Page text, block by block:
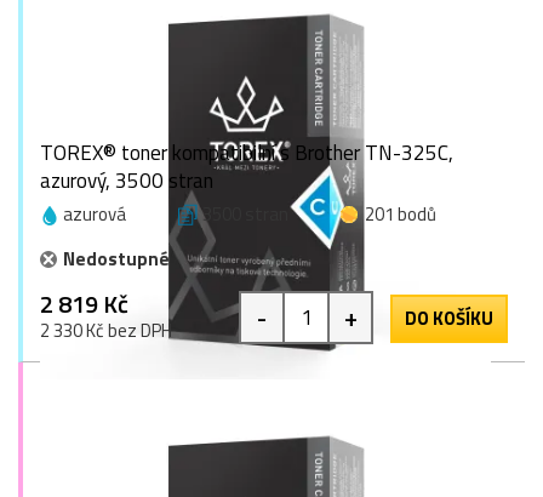
TOREX® toner kompatibilní s Brother TN-325C,
azurový, 3500 stran
azurová 3500 stran
201 bodů
Nedostupné
2 819 Kč
2 330 Kč bez DPH - + DO KOŠÍKU